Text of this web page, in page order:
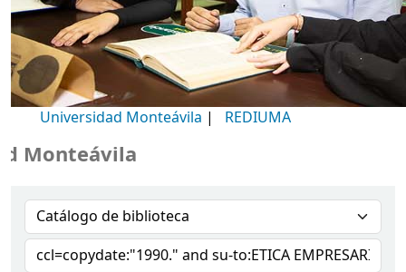
Universidad Monteávila | REDIUMA